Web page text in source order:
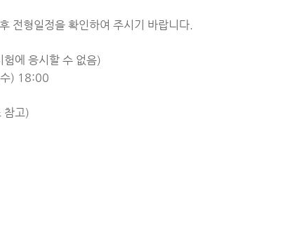
전형일정을 확인하여 주시기 바랍니다.
에 응시할 수 없음)
) 18:00
참고)